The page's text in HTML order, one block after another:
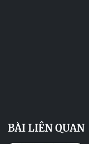
BÀI LIÊN QUAN